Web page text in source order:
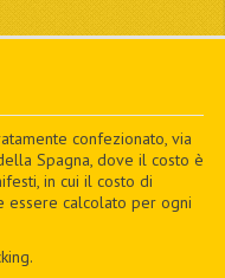
confezionato, via
Spagna, dove il costo è
in cui il costo di
essere calcolato per ogni